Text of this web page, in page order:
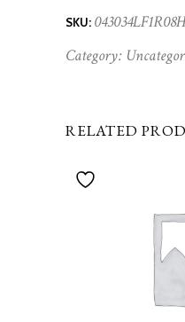
SKU: 043034LF1R08H
Category:
RELATED